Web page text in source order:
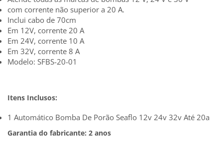
com corrente não superior a 20 A.
Inclui cabo de 70cm
Em 12V, corrente 20 A
Em 24V, corrente 10 A
Em 32V, corrente 8 A
Modelo: SFBS-20-01
Itens Inclusos:
1 Automático Bomba De Porão Seaflo 12v 24v 32v Até 20a
Garantia do fabricante: 2 anos